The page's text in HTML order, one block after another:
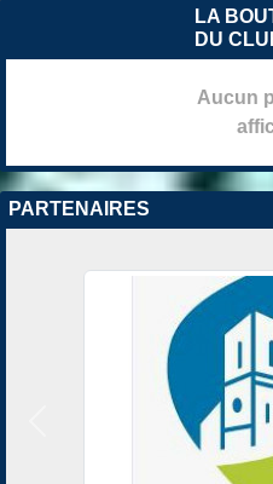
LA
DU
Aucun
PARTENAIRES